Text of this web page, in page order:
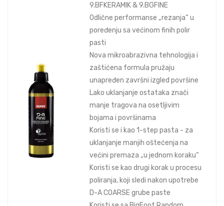
9.BFKERAMIK & 9.BGFINE
Odlične performanse „rezanja“ u
poređenju sa većinom finih polir
pasti
Nova mikroabrazivna tehnologija i
zaštićena formula pružaju
unapređen završni izgled površine
Lako uklanjanje ostataka znači
manje tragova na osetljivim
bojama i površinama
Koristi se i kao 1-step pasta - za
uklanjanje manjih oštećenja na
većini premaza „u jednom koraku“
Koristi se kao drugi korak u procesu
poliranja, koji sledi nakon upotrebe
D-A COARSE grube paste